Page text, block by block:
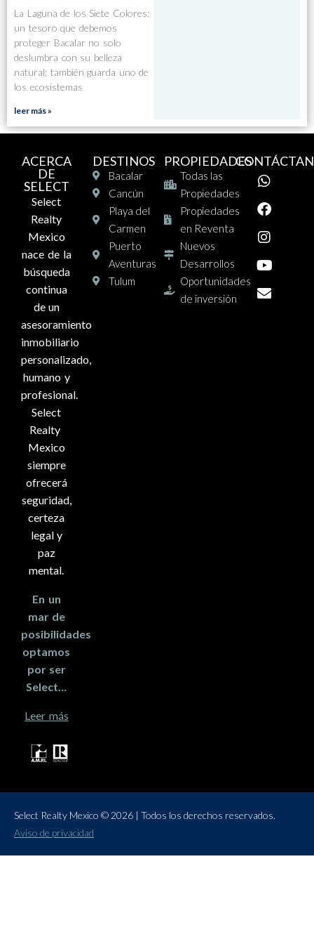
La Laguna de los Siete Colores:
un tesoro que debemos
proteger Bacalar no solo
deslumbra con su belleza
natural; también guarda uno de
los ecosistemas
leer más »
ACERCA
DE
SELECT
Select
Realty
Mexico
nace de la
búsqueda
continua
de un
asesoramiento
inmobiliario
personalizado,
humano y
profesional.
Select
Realty
Mexico
siempre
ofrecerá
seguridad,
certeza
legal y
paz
mental.
En un
mar de
posibilidades
optamos
por ser
Select…
Leer más
DESTINOS
Bacalar
Cancún
Playa del
Carmen
Puerto
Aventuras
Tulum
PROPIEDADES
Todas las
Propiedades
Propiedades
en Reventa
Nuevos
Desarrollos
Oportunidades
de inversión
Select Realty Mexico © 2026 | Todos los derechos reservados.
Aviso de privacidad